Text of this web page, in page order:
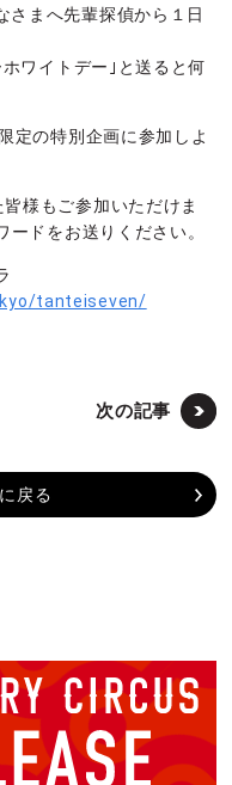
さまへ先輩探偵から１日
ワイトデー｣と送ると何
定の特別企画に参加しよ
様もご参加いただけま
ドをお送りください。
tanteiseven/
次の記事
戻る